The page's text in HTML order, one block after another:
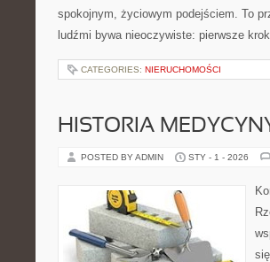
spokojnym, życiowym podejściem. To
ludźmi bywa nieoczywiste: pierwsze
CATEGORIES: NIERUCHOMOŚCI
HISTORIA
POSTED BY ADMIN STY - 1 - 2026